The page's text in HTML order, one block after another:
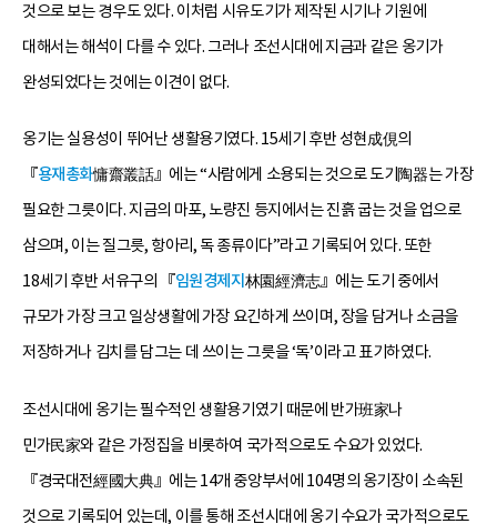
것으로 보는 경우도 있다. 이처럼 시유도기가 제작된 시기나 기원에
대해서는 해석이 다를 수 있다. 그러나 조선시대에 지금과 같은 옹기가
완성되었다는 것에는 이견이 없다.
옹기는 실용성이 뛰어난 생활용기였다. 15세기 후반 성현成俔의
『용재총화慵齋叢話』에는 “사람에게 소용되는 것으로 도기陶器는 가장
필요한 그릇이다. 지금의 마포, 노량진 등지에서는 진흙 굽는 것을 업으로
삼으며, 이는 질그릇, 항아리, 독 종류이다”라고 기록되어 있다. 또한
18세기 후반 서유구의 『임원경제지 林園經濟志』에는 도기 중에서
규모가 가장 크고 일상생활에 가장 요긴하게 쓰이며, 장을 담거나 소금을
저장하거나 김치를 담그는 데 쓰이는 그릇을 ‘독’이라고 표기하였다.
조선시대에 옹기는 필수적인 생활용기였기 때문에 반가班家나
민가民家와 같은 가정집을 비롯하여 국가적으로도 수요가 있었다.
『경국대전經國大典』에는 14개 중앙부서에 104명의 옹기장이 소속된
것으로 기록되어 있는데, 이를 통해 조선시대에 옹기 수요가 국가적으로도